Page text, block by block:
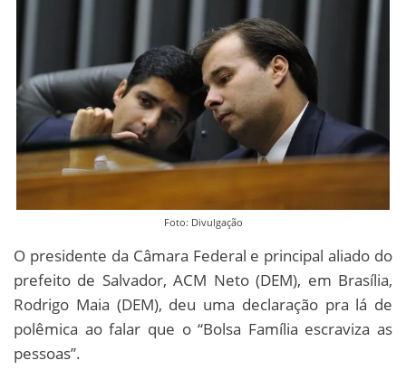
Foto: Divulgação
O presidente da Câmara Federal e principal aliado do
prefeito de Salvador, ACM Neto (DEM), em Brasília,
Rodrigo Maia (DEM), deu uma declaração pra lá de
polêmica ao falar que o “Bolsa Família escraviza as
pessoas”.